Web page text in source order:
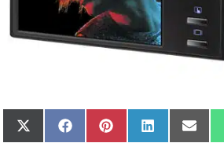
Compartir
en
X
(Twitter)
Compartir
en
FacebookCompartir
en
PinterestCompartir
en
LinkedIn
en